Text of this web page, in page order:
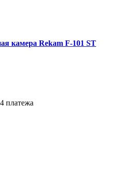
камера Rekam F-101 ST
платежа